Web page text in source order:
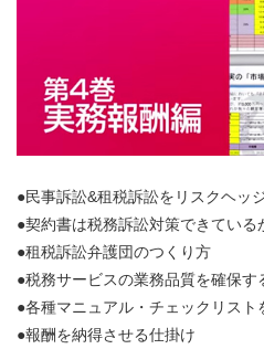
●民事訴訟&租税訴訟をリスクヘッ
●契約書は税務訴訟対策できている
●租税訴訟弁護団のつくり方
●税務サービスの業務品質を確保す
●各種マニュアル・チェックリスト
●報酬を納得させる仕掛け